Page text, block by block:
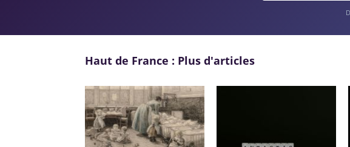
Haut de France : Plus d'articles